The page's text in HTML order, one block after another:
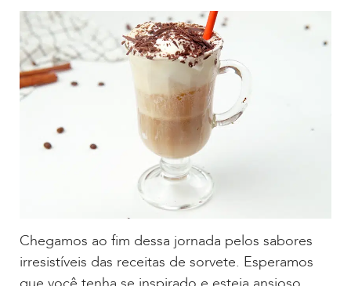
Chegamos ao fim dessa jornada pelos sabores
irresistíveis das receitas de sorvete. Esperamos